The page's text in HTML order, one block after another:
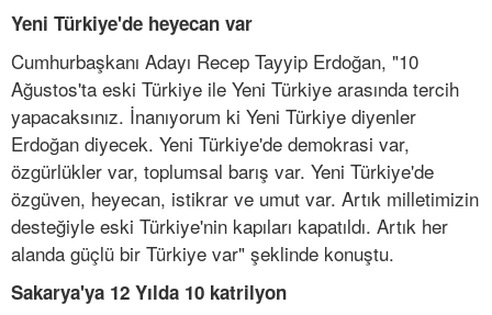
Yeni Türkiye'de heyecan var
Cumhurbaşkanı Adayı Recep Tayyip Erdoğan, "10
Ağustos'ta eski Türkiye ile Yeni Türkiye arasında tercih
yapacaksınız. İnanıyorum ki Yeni Türkiye diyenler
Erdoğan diyecek. Yeni Türkiye'de demokrasi var,
özgürlükler var, toplumsal barış var. Yeni Türkiye'de
özgüven, heyecan, istikrar ve umut var. Artık milletimizin
desteğiyle eski Türkiye'nin kapıları kapatıldı. Artık her
alanda güçlü bir Türkiye var" şeklinde konuştu.
Sakarya'ya 12 Yılda 10 katrilyon